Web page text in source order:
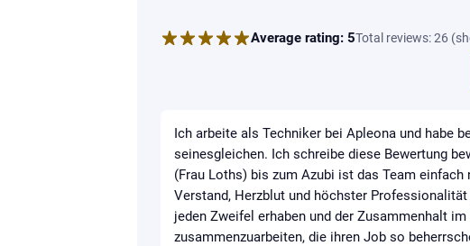
Average rating: 5Total reviews:26 (
Ich arbeite als Techniker bei Apleona und habe
seinesgleichen. Ich schreibe diese Bewertung
(Frau Loths) bis zum Azubi ist das Team
Verstand, Herzblut und höchster
jeden Zweifel erhaben und der Zusammenhalt
zusammenzuarbeiten, die ihren Job so